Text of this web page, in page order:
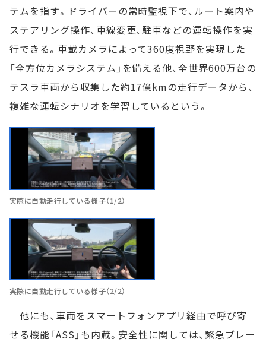
テムを指す。ドライバーの常時監視下で、ルート案内や
ステアリング操作、車線変更、駐車などの運転操作を実
行できる。車載カメラによって360度視野を実現した
「全方位カメラシステム」を備える他、全世界600万台の
テスラ車両から収集した約17億kmの走行データから、
複雑な運転シナリオを学習しているという。
実際に自動走行している様子（1/2）
実際に自動走行している様子（2/2）
他にも、車両をスマートフォンアプリ経由で呼び寄
せる機能「ASS」も内蔵。安全性に関しては、緊急ブレー